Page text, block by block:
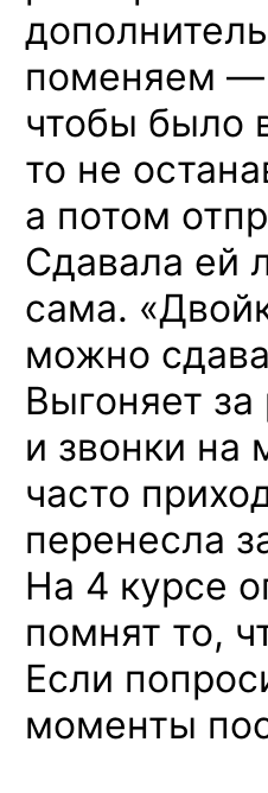
поменяем —
чтобы было
то не
а потом
Сдавала ей
сама.
можно
Выгоняет
и звонки на
часто
перенесла
На 4 курсе
помнят то,
Если
моменты